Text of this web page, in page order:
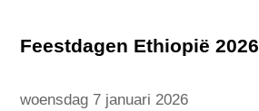
Feestdagen Ethiopië 2026
woensdag 7 januari 2026